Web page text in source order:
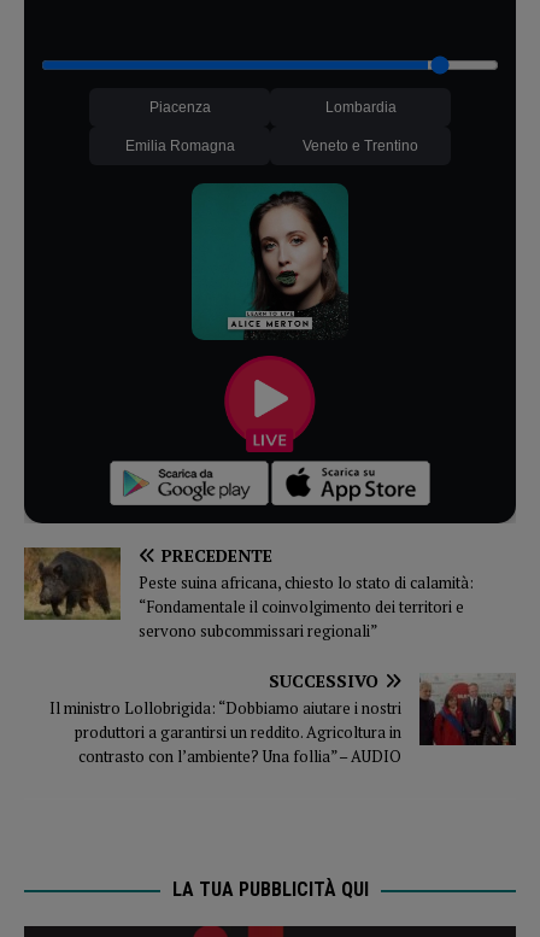
Piacenza Lombardia
Emilia Romagna Veneto e Trentino
PRECEDENTE
Peste suina africana, chiesto lo stato di calamità:
“Fondamentale il coinvolgimento dei territori e
servono subcommissari regionali”
SUCCESSIVO
Il ministro Lollobrigida: “Dobbiamo aiutare i nostri
produttori a garantirsi un reddito. Agricoltura in
contrasto con l’ambiente? Una follia” – AUDIO
LA TUA PUBBLICITÀ QUI